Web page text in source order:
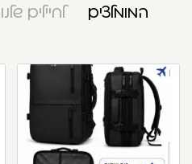
המומלצים לחיילים שלנו